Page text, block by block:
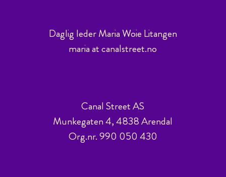
Daglig leder Maria Woie Litangen
maria at canalstreet.no
Canal Street AS
Munkegaten 4, 4838 Arendal
Org.nr. 990 050 430